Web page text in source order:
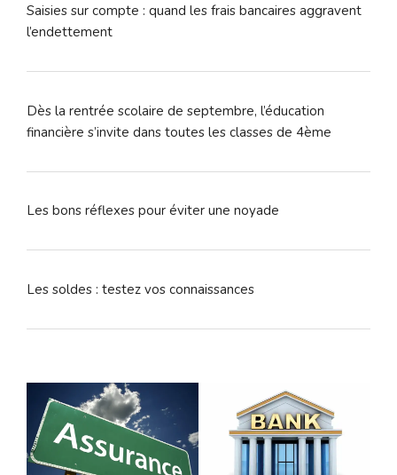
Saisies sur compte : quand les frais bancaires aggravent
l’endettement
Dès la rentrée scolaire de septembre, l’éducation
financière s’invite dans toutes les classes de 4ème
Les bons réflexes pour éviter une noyade
Les soldes : testez vos connaissances